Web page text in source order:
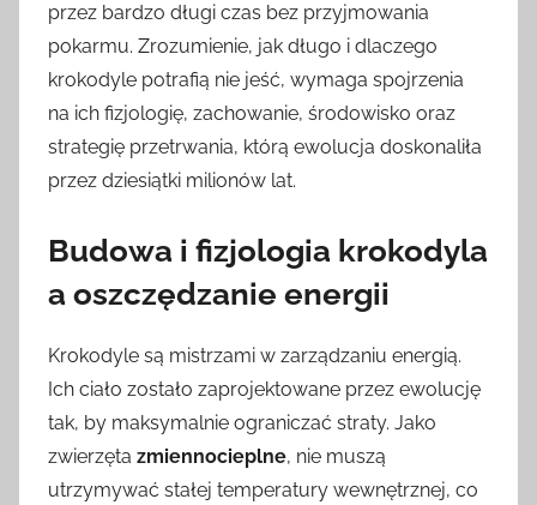
przez bardzo długi czas bez przyjmowania
pokarmu. Zrozumienie, jak długo i dlaczego
krokodyle potrafią nie jeść, wymaga spojrzenia
na ich fizjologię, zachowanie, środowisko oraz
strategię przetrwania, którą ewolucja doskonaliła
przez dziesiątki milionów lat.
Budowa i fizjologia krokodyla
a oszczędzanie energii
Krokodyle są mistrzami w zarządzaniu energią.
Ich ciało zostało zaprojektowane przez ewolucję
tak, by maksymalnie ograniczać straty. Jako
zwierzęta zmiennocieplne, nie muszą
utrzymywać stałej temperatury wewnętrznej, co